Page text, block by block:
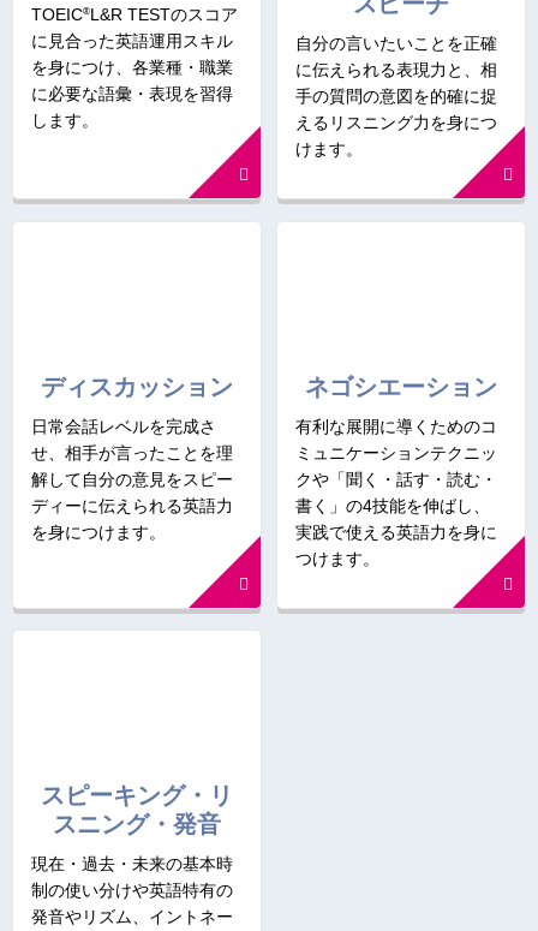
TOEIC®L&R TESTのスコア
に見合った英語運用スキル
を身につけ、各業種・職業
に必要な語彙・表現を習得
します。
自分の言いたいことを正確
に伝えられる表現力と、相
手の質問の意図を的確に捉
えるリスニング力を身につ
けます。
ディスカッション
日常会話レベルを完成さ
せ、相手が言ったことを理
解して自分の意見をスピー
ディーに伝えられる英語力
を身につけます。
ネゴシエーション
有利な展開に導くためのコ
ミュニケーションテクニッ
クや「聞く・話す・読む・
書く」の4技能を伸ばし、
実践で使える英語力を身に
つけます。
スピーキング・リ
スニング・発音
現在・過去・未来の基本時
制の使い分けや英語特有の
発音やリズム、イントネー